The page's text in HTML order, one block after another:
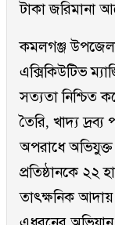
টাকা জরিমানা
কমলগঞ্জ
এক্সিকিউটিভ
সত্যতা নিশ্চিত
তৈরি, খাদ্য দ্রব্য
অপরাধে
প্রতিষ্ঠানকে ২২
তাৎক্ষনিক আদায়